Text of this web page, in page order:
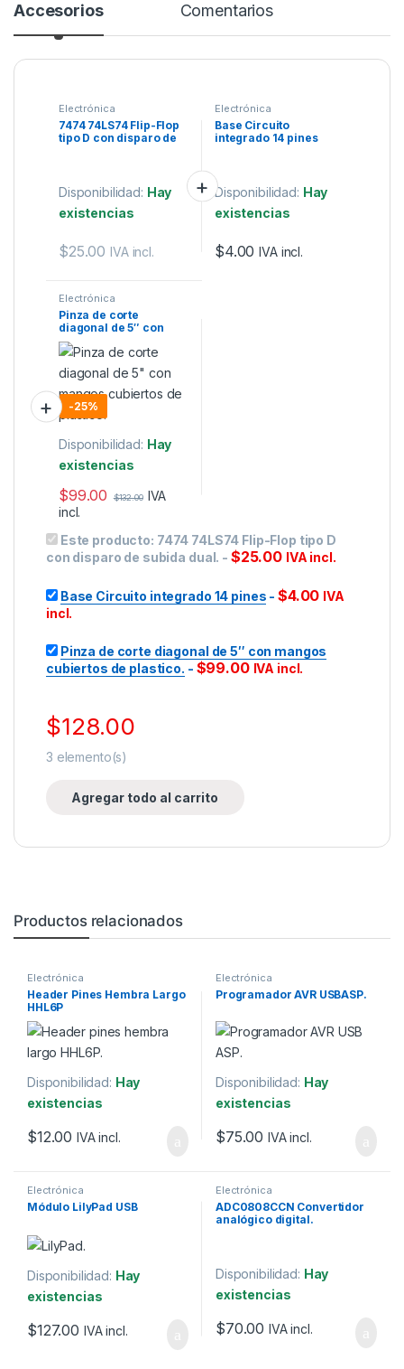
Accesorios Comentarios
Electrónica
7474 74LS74 Flip-Flop
tipo D con disparo de
Disponibilidad: Hay
existencias
$25.00 IVA incl.
Electrónica
Base Circuito
integrado 14 pines
Disponibilidad: Hay
existencias
$4.00 IVA incl.
Electrónica
Pinza de corte
diagonal de 5″ con
mangos cubiertos de
plastico.
-25%
Disponibilidad: Hay
existencias
$99.00 $132.00 IVA
incl.
Este producto: 7474 74LS74 Flip-Flop tipo D
con disparo de subida dual. - $25.00 IVA incl.
Base Circuito integrado 14 pines - $4.00 IVA
incl.
Pinza de corte diagonal de 5″ con mangos
cubiertos de plastico. - $99.00 IVA incl.
$128.00
3 elemento(s)
Agregar todo al carrito
Productos relacionados
Electrónica
Header Pines Hembra Largo
HHL6P
Disponibilidad: Hay
existencias
$12.00 IVA incl.
Electrónica
Programador AVR USBASP.
Disponibilidad: Hay
existencias
$75.00 IVA incl.
Electrónica
Módulo LilyPad USB
Disponibilidad: Hay
existencias
$127.00 IVA incl.
Electrónica
ADC0808CCN Convertidor
analógico digital.
Disponibilidad: Hay
existencias
$70.00 IVA incl.